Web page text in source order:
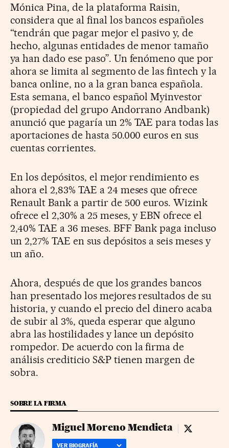
Mónica Pina, de la plataforma Raisin,
considera que al final los bancos españoles
“tendrán que pagar mejor el pasivo y, de
hecho, algunas entidades de menor tamaño
ya han dado ese paso”. Un fenómeno que por
ahora se limita al segmento de las fintech y la
banca online, no a la gran banca española.
Esta semana, el banco español Myinvestor
(propiedad del grupo Andorrano Andbank)
anunció que pagaría un 2% TAE para todas las
aportaciones de hasta 50.000 euros en sus
cuentas corrientes.
En los depósitos, el mejor rendimiento es
ahora el 2,83% TAE a 24 meses que ofrece
Renault Bank a partir de 500 euros. Wizink
ofrece el 2,30% a 25 meses, y EBN ofrece el
2,40% TAE a 36 meses. BFF Bank paga incluso
un 2,27% TAE en sus depósitos a seis meses y
un año.
Ahora, después de que los grandes bancos
han presentado los mejores resultados de su
historia, y cuando el precio del dinero acaba
de subir al 3%, queda esperar que alguno
abra las hostilidades y lance un depósito
rompedor. De acuerdo con la firma de
análisis crediticio S&P tienen margen de
sobra.
SOBRE LA FIRMA
Miguel Moreno Mendieta Miguel
VER BIOGRAFÍA